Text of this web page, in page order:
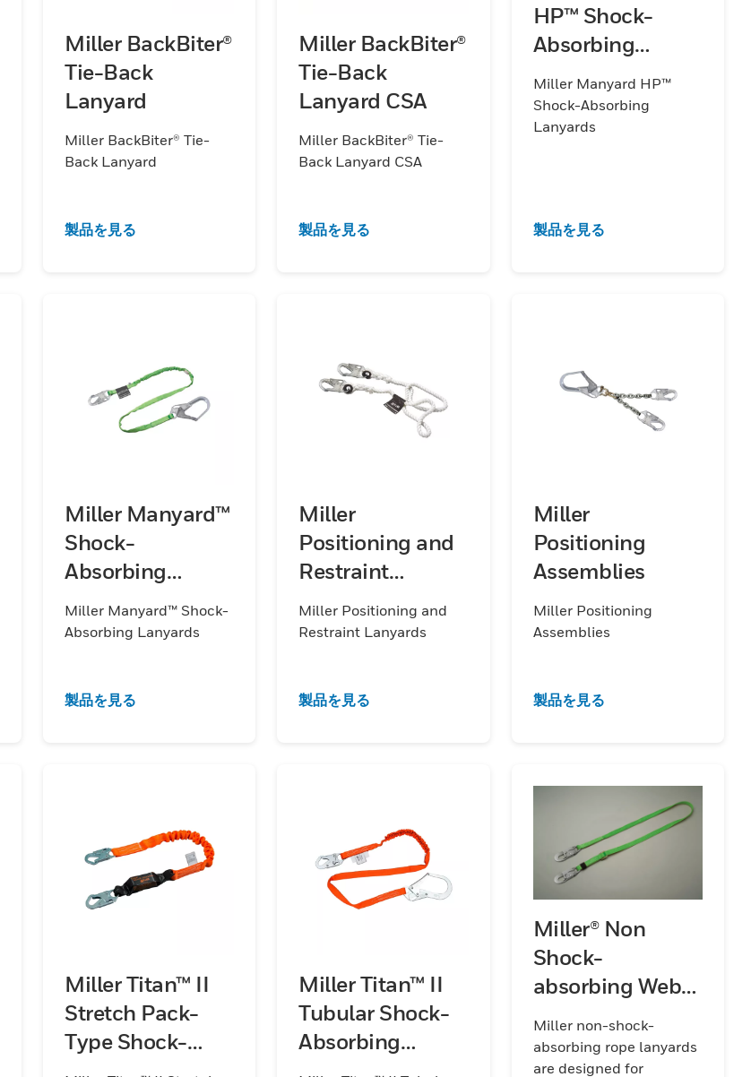
Miller BackBiter®
Tie-Back
Lanyard
Miller BackBiter® Tie-
Back Lanyard
製品を見る
Miller BackBiter®
Tie-Back
Lanyard CSA
Miller BackBiter® Tie-
Back Lanyard CSA
製品を見る
HP™ Shock-
Absorbing
Lanyards
Miller Manyard HP™
Shock-Absorbing
Lanyards
製品を見る
Miller Manyard™
Shock-
Absorbing
Lanyards
Miller Manyard™ Shock-
Absorbing Lanyards
製品を見る
Miller
Positioning and
Restraint
Lanyards
Miller Positioning and
Restraint Lanyards
製品を見る
Miller
Positioning
Assemblies
Miller Positioning
Assemblies
製品を見る
Miller Titan™ II
Stretch Pack-
Type Shock-
Absorbing
Miller Titan™ II
Tubular Shock-
Absorbing
Lanyards
Miller® Non
Shock-
absorbing Web
Miller non-shock-
absorbing rope lanyards
are designed for